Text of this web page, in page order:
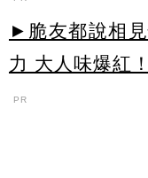
►脆友都說相
力 大人味爆紅！
PR